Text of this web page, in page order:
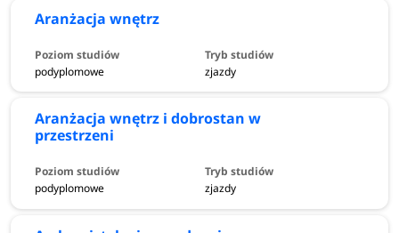
Aranżacja wnętrz
podyplomowe zjazdy
Aranżacja wnętrz i dobrostan w
przestrzeni
podyplomowe zjazdy